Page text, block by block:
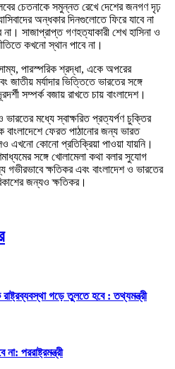
চেতনাকে সমুন্নত রেখে দেশের জনগণ দৃঢ়
অন্ধকার দিনগুলোতে ফিরে যাবে না
না। সাজাপ্রাপ্ত গণহত্যাকারী শেখ হাসিনা ও
কখনো স্থান পাবে না।
পারস্পরিক শ্রদ্ধা, একে অপরের
মর্যাদার ভিত্তিতে ভারতের সঙ্গে
সম্পর্ক বজায় রাখতে চায় বাংলাদেশ।
মধ্যে স্বাক্ষরিত প্রত্যর্পণ চুক্তির
বাংলাদেশে ফেরত পাঠানোর জন্য ভারত
এখনো কোনো প্রতিক্রিয়া পাওয়া যায়নি।
সঙ্গে খোলামেলা কথা বলার সুযোগ
ক্ষতিকর এবং বাংলাদেশ ও ভারতের
জন্যও ক্ষতিকর।
গড়ে তুলতে হবে : তথ্যমন্ত্রী
পররাষ্ট্রমন্ত্রী